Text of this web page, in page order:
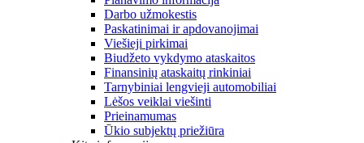
Darbo užmokestis
Paskatinimai ir apdovanojimai
Viešieji pirkimai
Biudžeto vykdymo ataskaitos
Finansinių ataskaitų rinkiniai
Tarnybiniai lengvieji automobiliai
Lėšos veiklai viešinti
Prieinamumas
Ūkio subjektų priežiūra